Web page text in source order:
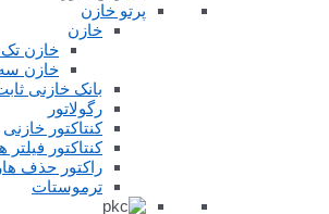
پرتو خازن
خازن
خازن تک
خازن سه
بانک خازنی
رگولاتور
کنتاکتور خازنی
کنتاکتور فیلتر
راکتور حذف
ترموستات